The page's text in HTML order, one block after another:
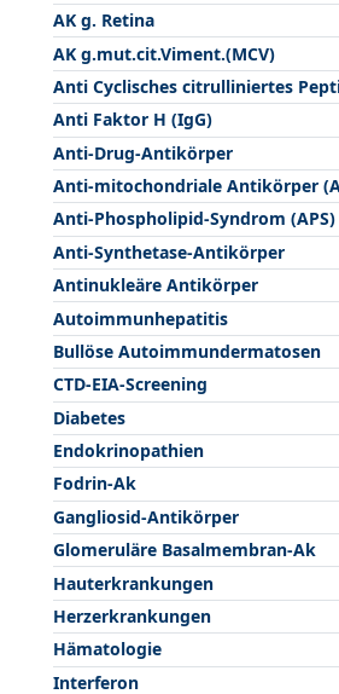
AK g. Retina
AK g.mut.cit.Viment.(MCV)
Anti Cyclisches citrulliniertes
Anti Faktor H (IgG)
Anti-Drug-Antikörper
Anti-mitochondriale Antikörper
Anti-Phospholipid-Syndrom (APS)
Anti-Synthetase-Antikörper
Antinukleäre Antikörper
Autoimmunhepatitis
Bullöse Autoimmundermatosen
CTD-EIA-Screening
Diabetes
Endokrinopathien
Fodrin-Ak
Gangliosid-Antikörper
Glomeruläre Basalmembran-Ak
Hauterkrankungen
Herzerkrankungen
Hämatologie
Interferon